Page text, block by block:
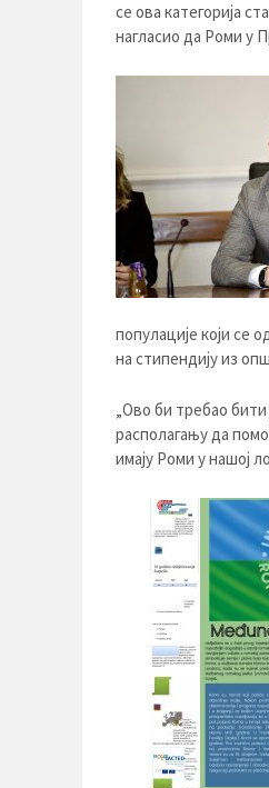
се ова категорија
нагласио да Роми у
популације који се
на стипендију из
„Ово би требао
располагању да
имају Роми у нашој